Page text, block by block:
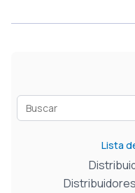
Lista